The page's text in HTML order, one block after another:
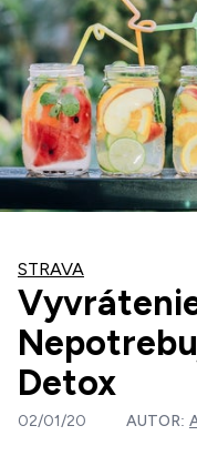
STRAVA
Detox
02/01/20 AUTOR: